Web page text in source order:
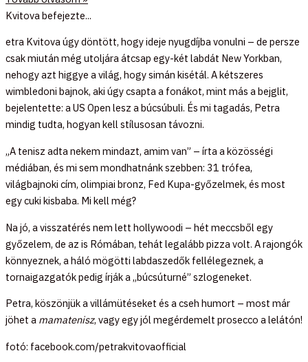
Kvitova befejezte...
etra Kvitova úgy döntött, hogy ideje nyugdíjba vonulni – de persze
csak miután még utoljára átcsap egy-két labdát New Yorkban,
nehogy azt higgye a világ, hogy simán kisétál. A kétszeres
wimbledoni bajnok, aki úgy csapta a fonákot, mint más a bejglit,
bejelentette: a US Open lesz a búcsúbuli. És mi tagadás, Petra
mindig tudta, hogyan kell stílusosan távozni.
„A tenisz adta nekem mindazt, amim van” – írta a közösségi
médiában, és mi sem mondhatnánk szebben: 31 trófea,
világbajnoki cím, olimpiai bronz, Fed Kupa-győzelmek, és most
egy cuki kisbaba. Mi kell még?
Na jó, a visszatérés nem lett hollywoodi – hét meccsből egy
győzelem, de az is Rómában, tehát legalább pizza volt. A rajongók
könnyeznek, a háló mögötti labdaszedők fellélegeznek, a
tornaigazgatók pedig írják a „búcsúturné” szlogeneket.
Petra, köszönjük a villámütéseket és a cseh humort – most már
jöhet a mamatenisz, vagy egy jól megérdemelt prosecco a lelátón!
fotó: facebook.com/petrakvitovaofficial